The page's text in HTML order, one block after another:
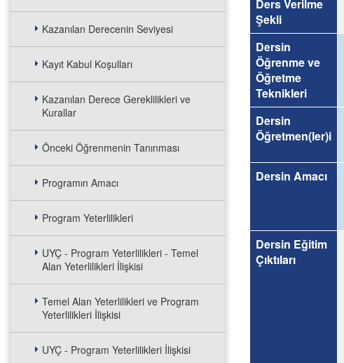
Kazanılan Derecenin Seviyesi
Kayıt Kabul Koşulları
Kazanılan Derece Gereklilikleri ve
Kurallar
Önceki Öğrenmenin Tanınması
Programın Amacı
Program Yeterlilikleri
UYÇ - Program Yeterlilikleri - Temel
Alan Yeterlilikleri İlişkisi
Temel Alan Yeterlilikleri ve Program
Yeterlilikleri İlişkisi
UYÇ - Program Yeterlilikleri İlişkisi
Ders Verilme
Şekli
Dersin
Öğrenme ve
Öğretme
Teknikleri
Dersin
Öğretmen(ler)i
Dersin Amacı
Dersin Eğitim
Çıktıları